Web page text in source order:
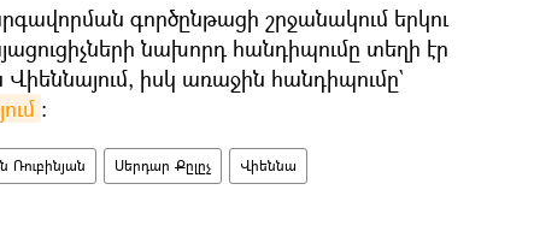
գործընթացի շրջանակում երկու
նախորդ հանդիպումը տեղի էր
Վիեննայում, իսկ առաջին հանդիպումը`
։
Ռուբինյան Սերդար Քըլըչ Վիեննա